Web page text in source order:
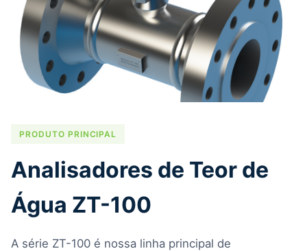
PRODUTO PRINCIPAL
Analisadores de Teor de
Água ZT-100
A série ZT-100 é nossa linha principal de